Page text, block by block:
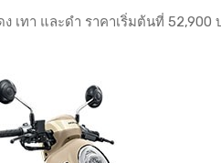
เทา และดำ ราคาเริ่มต้นที่ 52,900